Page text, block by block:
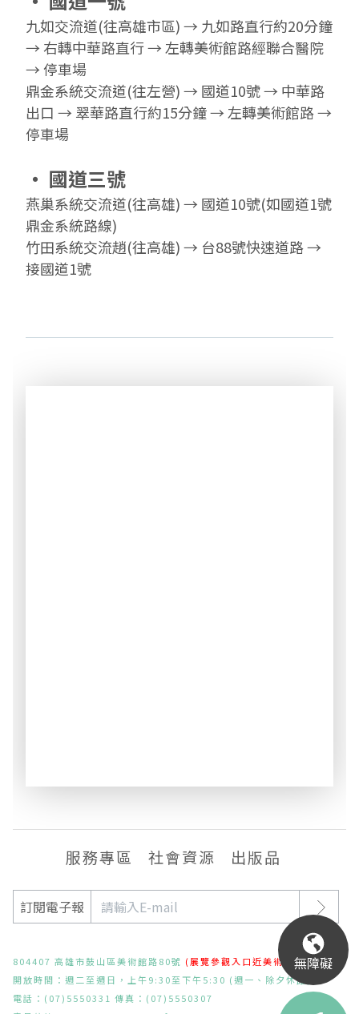
九如交流道(往高雄市區) → 九如路直行約20分鐘
→ 右轉中華路直行 → 左轉美術館路經聯合醫院
→ 停車場
鼎金系統交流道(往左營) → 國道10號 → 中華路
出口 → 翠華路直行約15分鐘 → 左轉美術館路 →
停車場
‧ 國道三號
燕巢系統交流道(往高雄) → 國道10號(如國道1號
鼎金系統路線)
竹田系統交流趙(往高雄) → 台88號快速道路 →
接國道1號
服務專區 社會資源 出版品
訂閱電子報
804407 高雄市鼓山區美術館路80號 (展覽參觀入口近美術東二路)
開放時間：週二至週日，上午9:30至下午5:30 (週一、除夕休館)
電話：(07)5550331 傳真：(07)5550307
無障礙